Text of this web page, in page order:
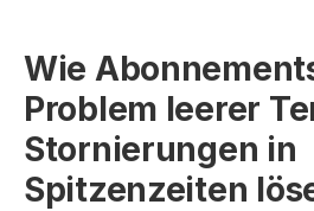
Wie
Problem leerer
Stornierungen in
Spitzenzeiten